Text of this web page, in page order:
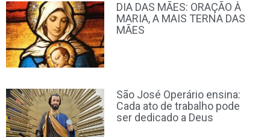
DIA DAS MÃES: ORAÇÃO À
MARIA, A MAIS TERNA DAS
MÃES
São José Operário ensina:
Cada ato de trabalho pode
ser dedicado a Deus